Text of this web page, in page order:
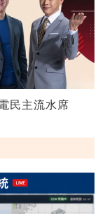
民主流水席